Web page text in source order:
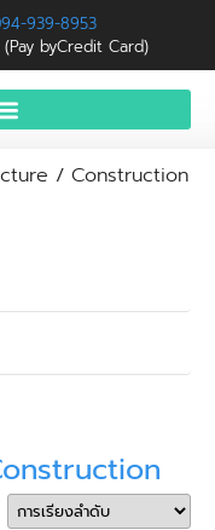
939-8953
byCredit Card)
/ Construction